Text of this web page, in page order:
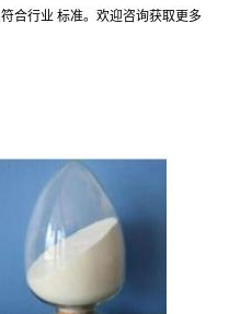
合行业 标准。欢迎咨询获取更多